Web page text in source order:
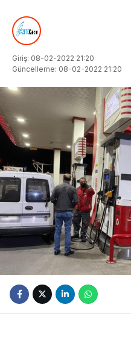
Giriş: 08-02-2022 21:20
Güncelleme: 08-02-2022 21:20